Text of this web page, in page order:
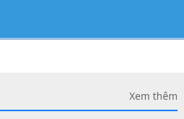
Xem thêm